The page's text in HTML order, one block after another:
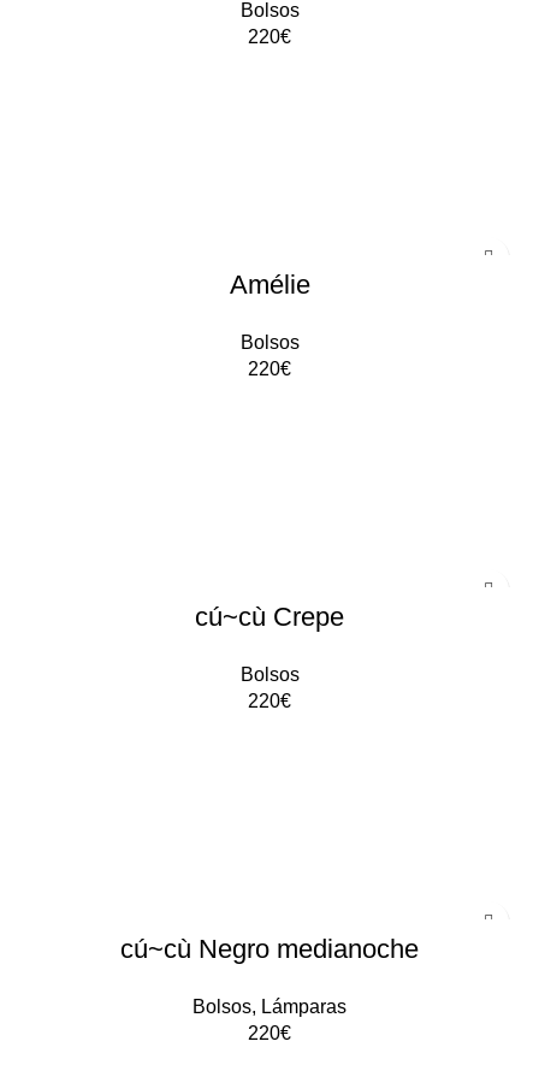
Bolsos
220€
Amélie
Bolsos
220€
cú~cù Crepe
Bolsos
220€
cú~cù Negro medianoche
Bolsos, Lámparas
220€